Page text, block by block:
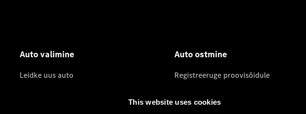
This website uses cookies
Auto valimine
Leidke uus auto
Auto ostmine
Registreeruge proovisõidule
Hinnakirjad